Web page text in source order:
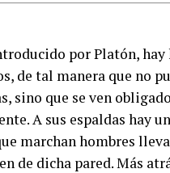
por Platón, hay
de tal manera que no
sino que se ven
A sus espaldas hay
marchan hombres
de dicha pared. Más